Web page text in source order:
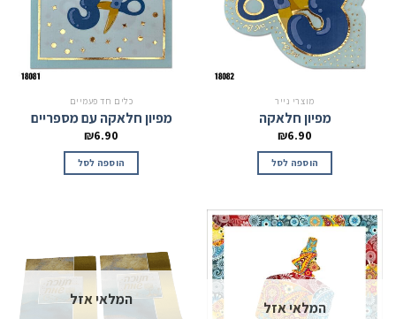
מוצרי נייר
מפיון חלאקה
₪6.90
הוספה לסל
כלים חד פעמיים
מפיון חלאקה עם מספריים
₪6.90
הוספה לסל
המלאי אזל
המלאי אזל